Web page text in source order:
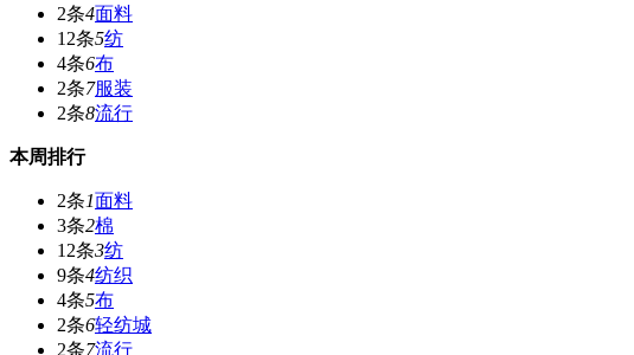
2条4面料
12条5纺
4条6布
2条7服装
2条8流行
本周排行
2条1面料
3条2棉
12条3纺
9条4纺织
4条5布
2条6轻纺城
2条7流行